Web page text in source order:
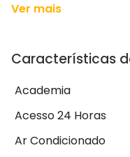
Ver mais
Características
Academia
Acesso 24 Horas
Ar Condicionado